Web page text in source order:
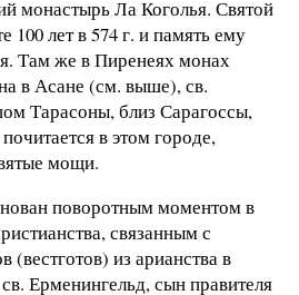
монастырь Ла Коголья. Святой
100 лет в574 г. и память ему
Там же в Пиренеях монах
в Асане (см. выше), св.
Тарасоны, близ Сарагоссы,
в этом городе,
мощи.
поворотным моментом в
связанным с
(вестготов) из арианства в
Ерменингельд, сын правителя